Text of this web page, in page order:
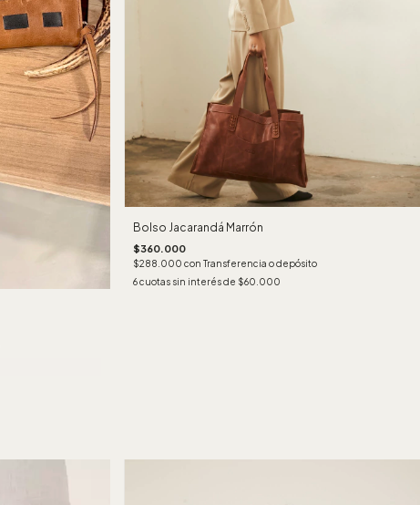
Bolso Jacarandá Marrón
$360.000
$288.000con Transferencia o depósito
6cuotas sin interés de $60.000